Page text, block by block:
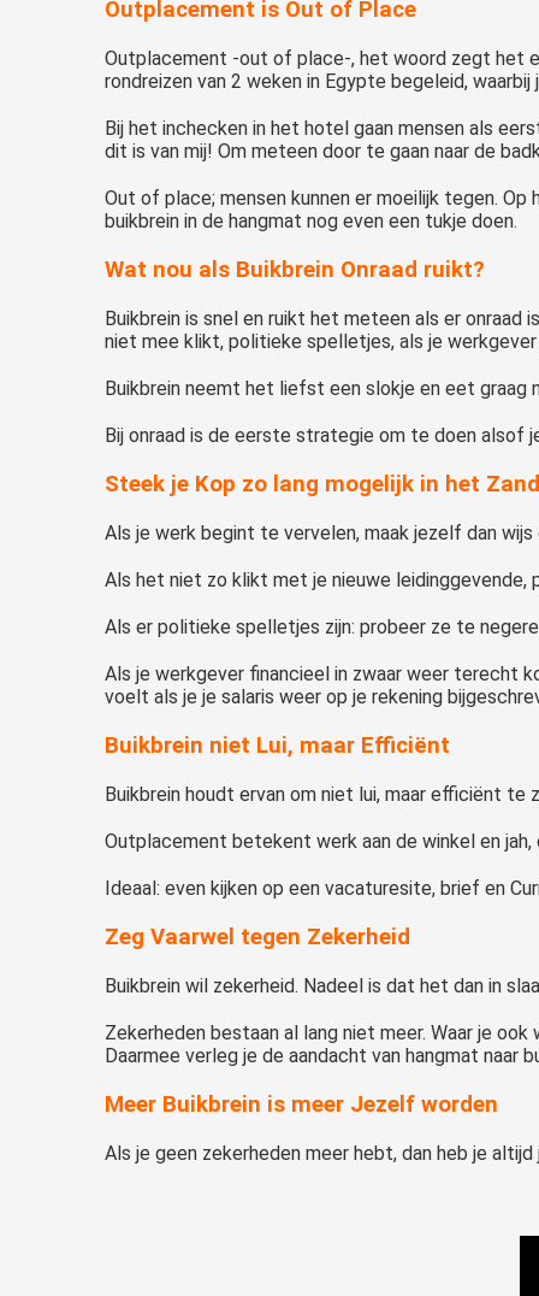
Outplacement is Out of Place
Outplacement -out of place-, het woord zegt het
rondreizen van 2 weken in Egypte begeleid,
Bij het inchecken in het hotel gaan mensen als
dit is van mij! Om meteen door te gaan naar de
Out of place; mensen kunnen er moeilijk tegen.
buikbrein in de hangmat nog even een tukje doen.
Wat nou als Buikbrein Onraad ruikt?
Buikbrein is snel en ruikt het meteen als er onraad
niet mee klikt, politieke spelletjes, als je
Buikbrein neemt het liefst een slokje en eet graag
Bij onraad is de eerste strategie om te doen alsof
Steek je Kop zo lang mogelijk in het Zand
Als je werk begint te vervelen, maak jezelf dan
Als het niet zo klikt met je nieuwe leidinggevende,
Als er politieke spelletjes zijn: probeer ze te
Als je werkgever financieel in zwaar weer terecht
voelt als je je salaris weer op je rekening
Buikbrein niet Lui, maar Efficiënt
Buikbrein houdt ervan om niet lui, maar efficiënt te
Outplacement betekent werk aan de winkel en jah,
Ideaal: even kijken op een vacaturesite, brief en
Zeg Vaarwel tegen Zekerheid
Buikbrein wil zekerheid. Nadeel is dat het dan in
Zekerheden bestaan al lang niet meer. Waar je
Daarmee verleg je de aandacht van hangmat naar
Meer Buikbrein is meer Jezelf worden
Als je geen zekerheden meer hebt, dan heb je